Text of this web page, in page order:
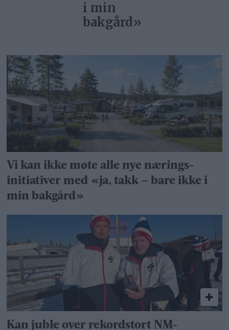
Vi kan ikke møte alle nye nærings­
initiativer med «ja, takk – bare ikke i
min bakgård»
Kan juble over rekordstort NM-